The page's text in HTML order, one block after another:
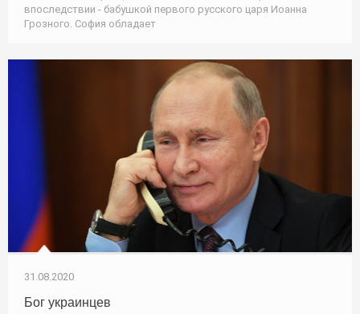
впоследствии - бабушкой первого русского царя Иоанна
Грозного. София обладает
31.08.2020
Бог украинцев